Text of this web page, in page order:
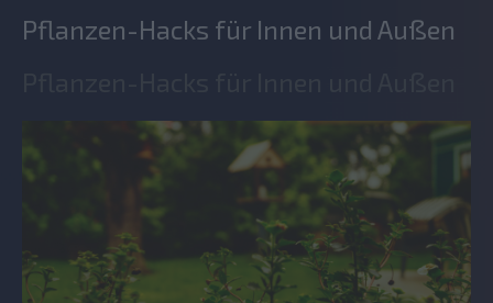
Pflanzen-Hacks für Innen und Außen